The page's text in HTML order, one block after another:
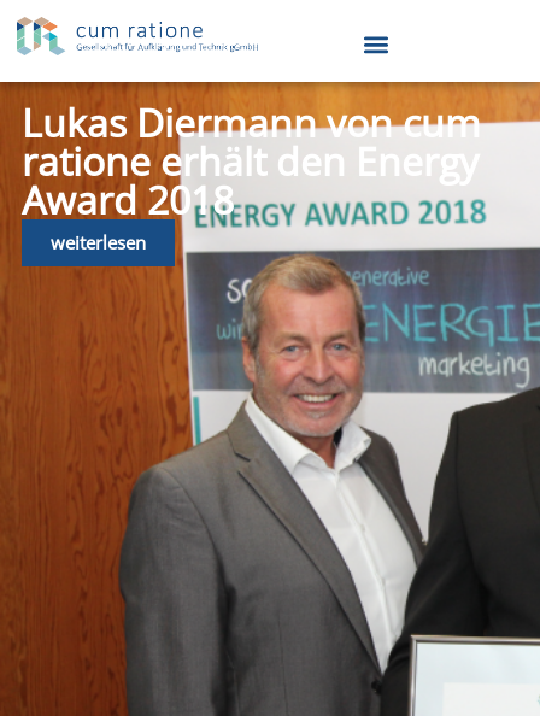
Lukas Diermann von cum
ratione erhält den Energy
Award 2018
weiterlesen